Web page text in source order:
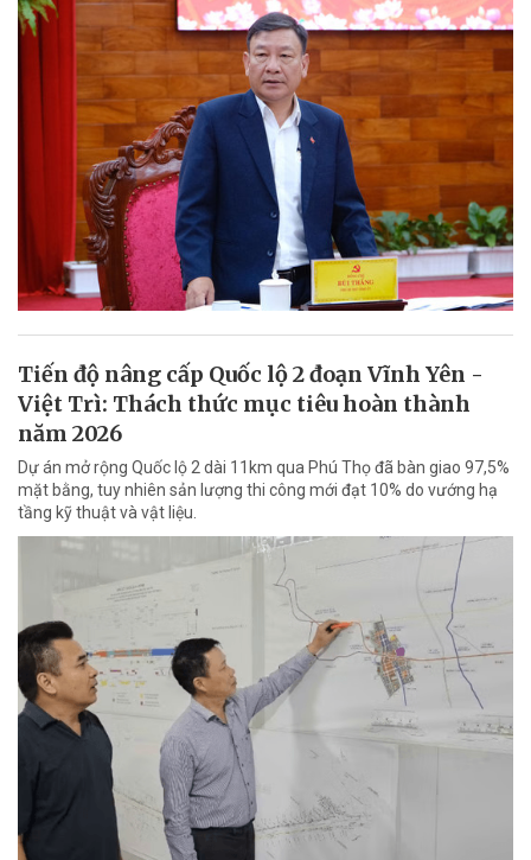
Tiến độ nâng cấp Quốc lộ 2 đoạn Vĩnh Yên -
Việt Trì: Thách thức mục tiêu hoàn thành
năm 2026
Dự án mở rộng Quốc lộ 2 dài 11km qua Phú Thọ đã bàn giao 97,5%
mặt bằng, tuy nhiên sản lượng thi công mới đạt 10% do vướng hạ
tầng kỹ thuật và vật liệu.